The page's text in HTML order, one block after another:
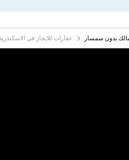
بدون سمسار عقارات للايجار في